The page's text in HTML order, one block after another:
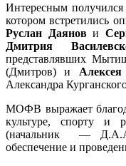
Интересным
котором встретились
Руслан Даянови
Дмитрия
представлявших
(Дмитров) и Алексея
Александра
МОФВ выражает
культуре, спорту и
(начальник —
обеспечение и